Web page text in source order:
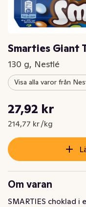
Smarties Giant
130 g, Nestlé
Visa alla varor från
Nuvarande pris är:
27,92 kr
214,77 kr /kg
Styckpris: 214,77 kr /kg
Om varan
SMARTIES choklad i